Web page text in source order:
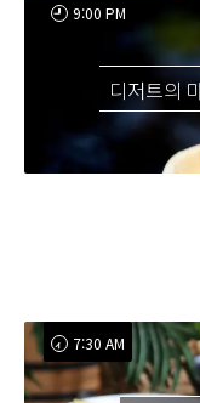
디저트의
9:00 PM
7:30 AM